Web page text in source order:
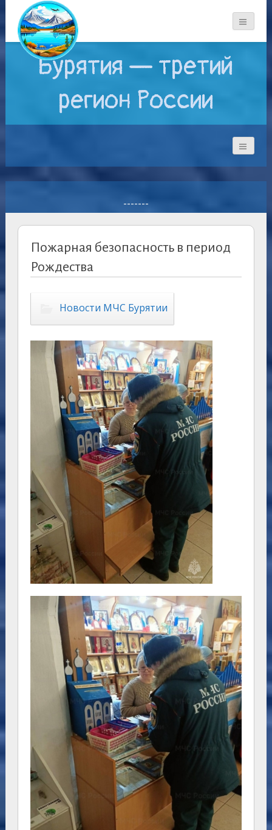
Бурятия — третий
регион России
-------
Пожарная безопасность в период
Рождества
Новости МЧС Бурятии